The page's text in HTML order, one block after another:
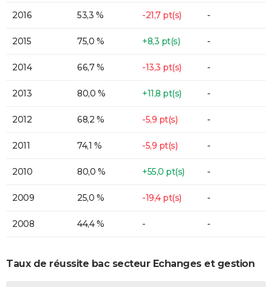
2016 53,3 % -21,7 pt(s) -
2015 75,0 % +8,3 pt(s) -
2014 66,7 % -13,3 pt(s) -
2013 80,0 % +11,8 pt(s) -
2012 68,2 % -5,9 pt(s) -
2011 74,1 % -5,9 pt(s) -
2010 80,0 % +55,0 pt(s) -
2009 25,0 % -19,4 pt(s) -
2008 44,4 % - -
Taux de réussite bac secteur Echanges et gestion